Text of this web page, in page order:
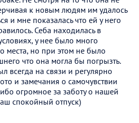
к новым людям им удалось
и мне показалась что ей у него
Себа находилась в
у нее было много
места, но при этом не было
что она могла бы погрызть.
всегда на связи и регулярно
и замечания о самочувствии
огромное за заботу о нашей
спокойный отпуск)